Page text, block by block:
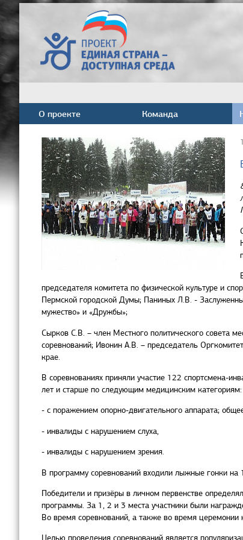
О проекте Команда
председателя комитета по физической культуре и
Пермской городской Думы; Паниных Л.В. -
мужество» и «Дружбы»;
Сырков С.В. – член Местного политического совета
соревнований; Ивонин А.В. – председатель
крае.
В соревнованиях приняли участие 122 спортсмена-
лет и старше по следующим медицинским категориям:
- с поражением опорно-двигательного аппарата;
- инвалиды с нарушением слуха,
- инвалиды с нарушением зрения.
В программу соревнований входили лыжные гонки
Победители и призёры в личном первенстве
программы. За 1, 2 и 3 места участники были
Во время соревнований, а также во время церемонии